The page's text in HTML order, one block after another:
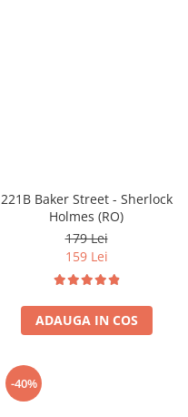
221B Baker Street - Sherlock
Holmes (RO)
179 Lei
159 Lei
ADAUGA IN COS
-40%